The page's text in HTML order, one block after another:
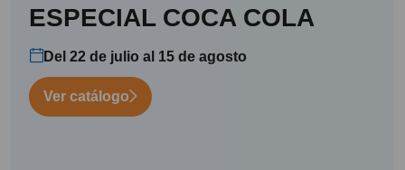
ESPECIAL COCA COLA
Del 22 de julio al 15 de agosto
Ver catálogo